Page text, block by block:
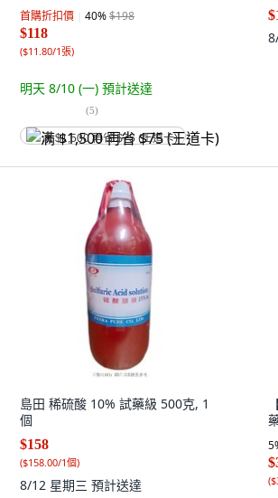
首購折扣價 40%$198
$118
($11.80/1張)
明天 8/10 (一) 預計送達
(5)
满 $1,500 再省 $75 (王道卡)
島田 稀硫酸 10% 試藥級 500克, 1
個
$158
($158.00/1個)
8/12 星期三 預計送達
5
(